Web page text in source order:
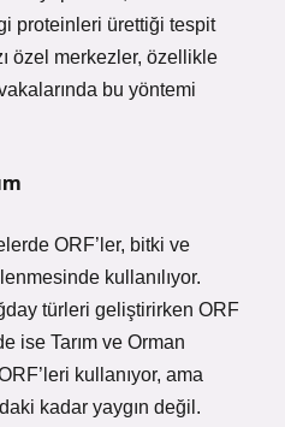
proteinleri ürettiği tespit
özel merkezler, özellikle
bu yöntemi
ORF’ler, bitki ve
kullanılıyor.
türleri geliştirirken ORF
ise Tarım ve Orman
kullanıyor, ama
kadar yaygın değil.